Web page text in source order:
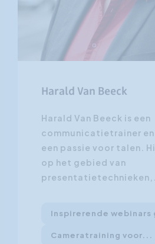
Harald Van Beeck
Harald Van Beeck is een
communicatietrainer
een passie voor talen.
op het gebied van
Inspirerende webinars
Cameratraining voor...